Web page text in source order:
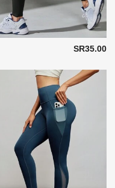
SR35.00